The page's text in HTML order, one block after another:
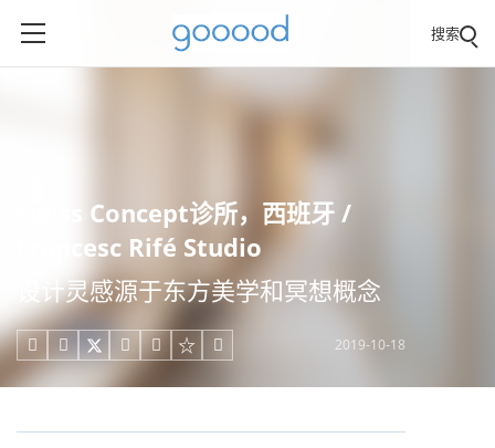
搜索
Swiss Concept诊所，西班牙 /
Francesc Rifé Studio
设计灵感源于东方美学和冥想概念
     2019-10-18